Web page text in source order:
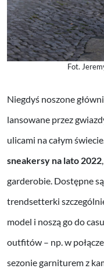
Fot.
Niegdyś noszone
lansowane przez
ulicami na całym świecie.
sneakersy na lato 2022
garderobie. Dostępne
trendsetterki
model i noszą go do
outfitów – np. w
sezonie garniturem z